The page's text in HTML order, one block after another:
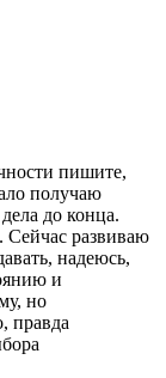
пишите,
получаю
до конца.
Сейчас развиваю
надеюсь,
и
но
правда